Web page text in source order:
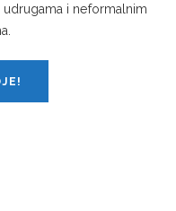
i neformalnim